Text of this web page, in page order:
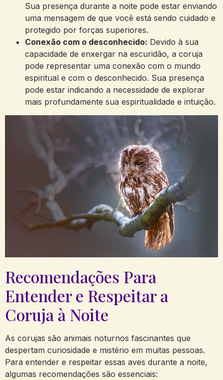
Sua presença durante a noite pode estar enviando
uma mensagem de que você está sendo cuidado e
protegido por forças superiores.
Conexão com o desconhecido: Devido à sua
capacidade de enxergar na escuridão, a coruja
pode representar uma conexão com o mundo
espiritual e com o desconhecido. Sua presença
pode estar indicando a necessidade de explorar
mais profundamente sua espiritualidade e intuição.
Recomendações Para
Entender e Respeitar a
Coruja à Noite
As corujas são animais noturnos fascinantes que
despertam curiosidade e mistério em muitas pessoas.
Para entender e respeitar essas aves durante a noite,
algumas recomendações são essenciais: